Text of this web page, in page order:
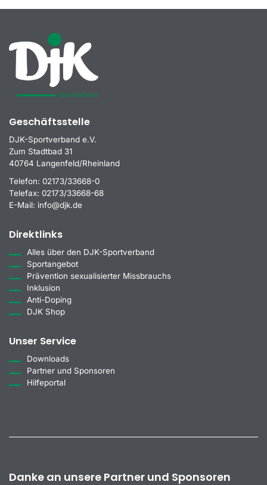
Geschäftsstelle
DJK-Sportverband e.V.
Zum Stadtbad 31
40764 Langenfeld/Rheinland
Telefon: 02173/33668-0
Telefax: 02173/33668-68
E-Mail: info@djk.de
Direktlinks
Alles über den DJK-Sportverband
Sportangebot
Prävention sexualisierter Missbrauchs
Inklusion
Anti-Doping
DJK Shop
Unser Service
Downloads
Partner und Sponsoren
Hilfeportal
Danke an unsere Partner und Sponsoren